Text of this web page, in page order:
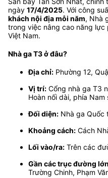
ngày 17/4/2025. Với công
khách nội địa mỗi năm, Nhà
trong việc nâng cao năng lực
Việt Nam.
Nhà ga T3 ở đâu?
Địa chỉ: Phường 12,
Vị trí: Cổng nhà ga T3
Hoàn nối dài, phía
Đối diện: Nhà ga Quốc
Khoảng cách: Cách
Lối vào/ra: Trên các
Gần các trục đường
Trường Chinh, Phạm